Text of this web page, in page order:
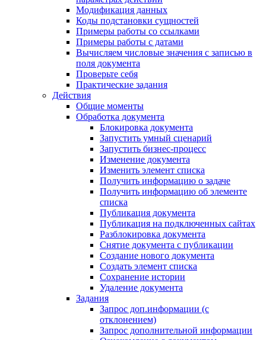
Модификация данных
Коды подстановки сущностей
Примеры работы со ссылками
Примеры работы с датами
Вычисляем числовые значения с записью в
поля документа
Проверьте себя
Практические задания
Действия
Общие моменты
Обработка документа
Блокировка документа
Запустить умный сценарий
Запустить бизнес-процесс
Изменение документа
Изменить элемент списка
Получить информацию о задаче
Получить информацию об элементе
списка
Публикация документа
Публикация на подключенных сайтах
Разблокировка документа
Снятие документа с публикации
Создание нового документа
Создать элемент списка
Сохранение истории
Удаление документа
Задания
Запрос доп.информации (с
отклонением)
Запрос дополнительной информации